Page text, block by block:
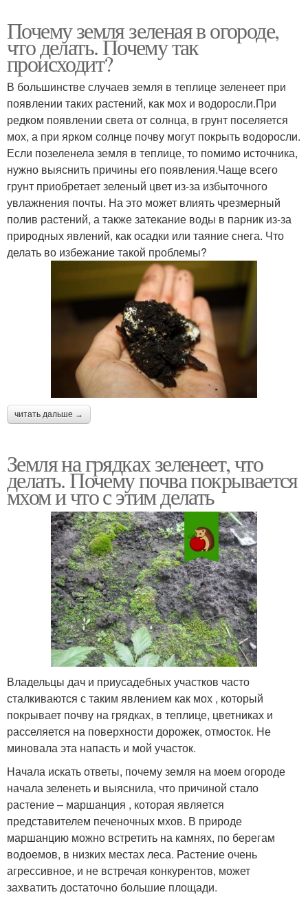
Почему земля зеленая в огороде,
что делать. Почему так
происходит?
В большинстве случаев земля в теплице зеленеет при
появлении таких растений, как мох и водоросли.При
редком появлении света от солнца, в грунт поселяется
мох, а при ярком солнце почву могут покрыть водоросли.
Если позеленела земля в теплице, то помимо источника,
нужно выяснить причины его появления.Чаще всего
грунт приобретает зеленый цвет из-за избыточного
увлажнения почты. На это может влиять чрезмерный
полив растений, а также затекание воды в парник из-за
природных явлений, как осадки или таяние снега. Что
делать во избежание такой проблемы?
читать дальше →
Земля на грядках зеленеет, что
делать. Почему почва покрывается
мхом и что с этим делать
Владельцы дач и приусадебных участков часто
сталкиваются с таким явлением как мох , который
покрывает почву на грядках, в теплице, цветниках и
расселяется на поверхности дорожек, отмосток. Не
миновала эта напасть и мой участок.
Начала искать ответы, почему земля на моем огороде
начала зеленеть и выяснила, что причиной стало
растение – маршанция , которая является
представителем печеночных мхов. В природе
маршанцию можно встретить на камнях, по берегам
водоемов, в низких местах леса. Растение очень
агрессивное, и не встречая конкурентов, может
захватить достаточно большие площади.